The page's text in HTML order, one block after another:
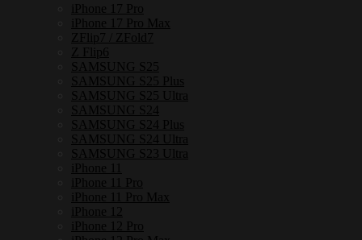
iPhone 17 Pro
iPhone 17 Pro Max
ZFlip7 / ZFold7
Z Flip6
SAMSUNG S25
SAMSUNG S25 Plus
SAMSUNG S25 Ultra
SAMSUNG S24
SAMSUNG S24 Plus
SAMSUNG S24 Ultra
SAMSUNG S23 Ultra
iPhone 11
iPhone 11 Pro
iPhone 11 Pro Max
iPhone 12
iPhone 12 Pro